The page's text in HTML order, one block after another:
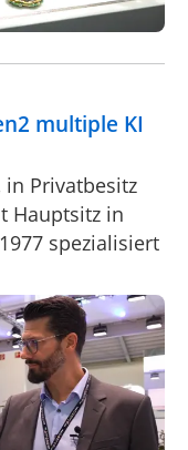
multiple KI
in Privatbesitz
Hauptsitz in
spezialisiert